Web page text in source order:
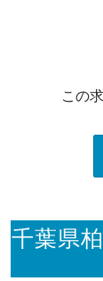
この
千葉県